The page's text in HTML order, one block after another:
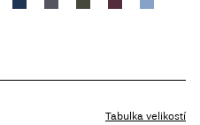
Tabulka velikostí